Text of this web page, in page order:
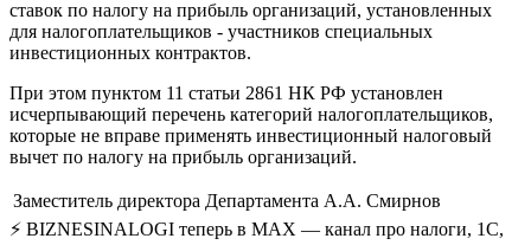
ставок по налогу на прибыль организаций, установленных
для налогоплательщиков - участников специальных
инвестиционных контрактов.
При этом пунктом 11 статьи 2861 НК РФ установлен
исчерпывающий перечень категорий налогоплательщиков,
которые не вправе применять инвестиционный налоговый
вычет по налогу на прибыль организаций.
Заместитель директора Департамента А.А. Смирнов
⚡ BIZNESINALOGI теперь в MAX — канал про налоги, 1С,